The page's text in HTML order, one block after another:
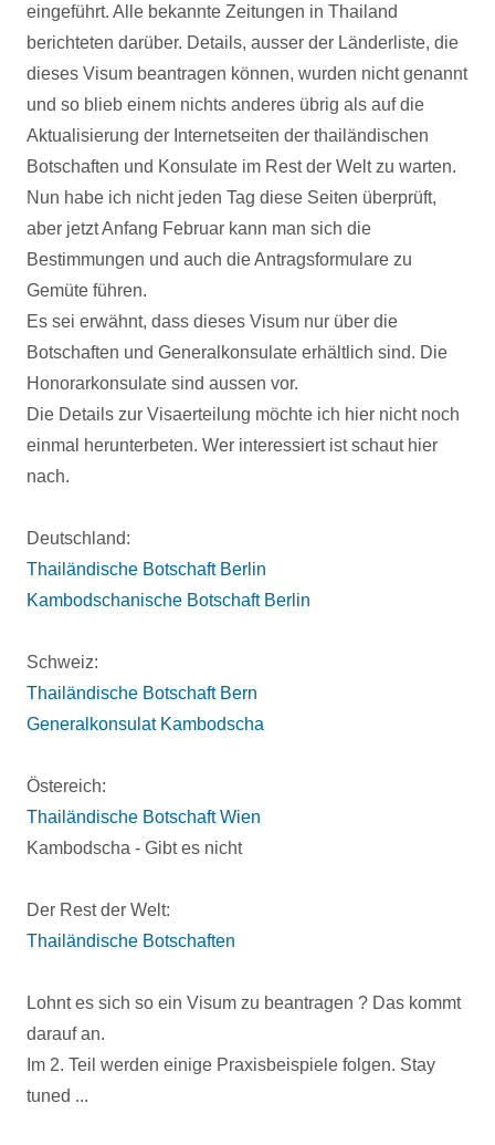
eingeführt. Alle bekannte Zeitungen in Thailand
berichteten darüber. Details, ausser der Länderliste, die
dieses Visum beantragen können, wurden nicht genannt
und so blieb einem nichts anderes übrig als auf die
Aktualisierung der Internetseiten der thailändischen
Botschaften und Konsulate im Rest der Welt zu warten.
Nun habe ich nicht jeden Tag diese Seiten überprüft,
aber jetzt Anfang Februar kann man sich die
Bestimmungen und auch die Antragsformulare zu
Gemüte führen.
Es sei erwähnt, dass dieses Visum nur über die
Botschaften und Generalkonsulate erhältlich sind. Die
Honorarkonsulate sind aussen vor.
Die Details zur Visaerteilung möchte ich hier nicht noch
einmal herunterbeten. Wer interessiert ist schaut hier
nach.
Deutschland:
Thailändische Botschaft Berlin
Kambodschanische Botschaft Berlin
Schweiz:
Thailändische Botschaft Bern
Generalkonsulat Kambodscha
Östereich:
Thailändische Botschaft Wien
Kambodscha - Gibt es nicht
Der Rest der Welt:
Thailändische Botschaften
Lohnt es sich so ein Visum zu beantragen ? Das kommt
darauf an.
Im 2. Teil werden einige Praxisbeispiele folgen. Stay
tuned ...